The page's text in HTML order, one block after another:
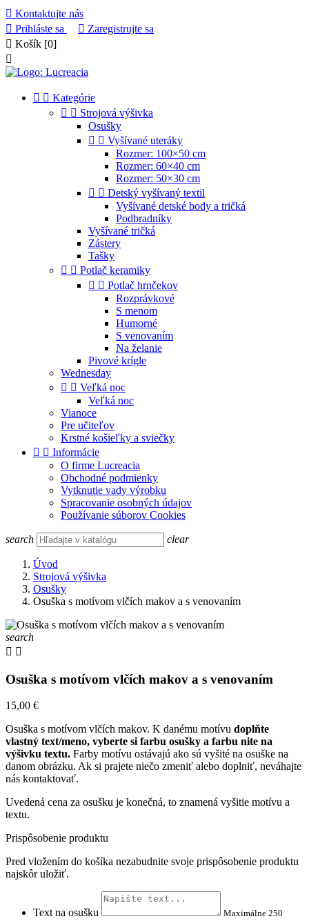
 Kontaktujte nás
 Prihláste sa  Zaregistrujte sa
 Košík [0]

  Kategórie
  Strojová výšivka
Osušky
  Vyšívané uteráky
Rozmer: 100×50 cm
Rozmer: 60×40 cm
Rozmer: 50×30 cm
  Detský vyšívaný textil
Vyšívané detské body a tričká
Podbradníky
Vyšívané tričká
Zástery
Tašky
  Potlač keramiky
  Potlač hrnčekov
Rozprávkové
S menom
Humorné
S venovaním
Na želanie
Pivové krígle
Wednesday
  Veľká noc
Veľká noc
Vianoce
Pre učiteľov
Krstné košieľky a sviečky
  Informácie
O firme Lucreacia
Obchodné podmienky
Vytknutie vady výrobku
Spracovanie osobných údajov
Používanie súborov Cookies
search clear
Úvod
Strojová výšivka
Osušky
Osuška s motívom vlčích makov a s venovaním
search
 
Osuška s motívom vlčích makov a s venovaním
15,00 €
Osuška s motívom vlčích makov. K danému motívu doplňte
vlastný text/meno, vyberte si farbu osušky a farbu nite na
výšivku textu. Farby motívu ostávajú ako sú vyšité na osuške na
danom obrázku. Ak si prajete niečo zmeniť alebo doplniť, neváhajte
nás kontaktovať.
Uvedená cena za osušku je konečná, to znamená vyšitie motívu a
textu.
Prispôsobenie produktu
Pred vložením do košíka nezabudnite svoje prispôsobenie produktu
najskôr uložiť.
Text na osušku
Maximálne 250